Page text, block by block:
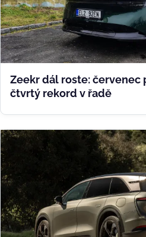
Zeekr dál roste: červenec
čtvrtý rekord v řadě